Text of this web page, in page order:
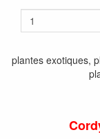
plantes exotiques,